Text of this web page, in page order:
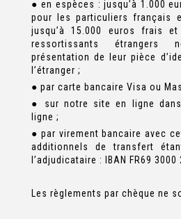
● en espèces : jusqu’à 1.000
pour les particuliers français
jusqu’à 15.000 euros frais
ressortissants étrangers
présentation de leur pièce
l’étranger ;
● par carte bancaire Visa ou
● sur notre site en ligne
ligne ;
● par virement bancaire avec
additionnels de transfert
l’adjudicataire : IBAN FR69
Les règlements par chèque ne